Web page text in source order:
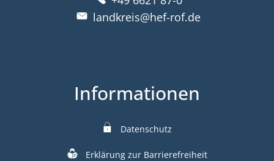
landkreis@hef-rof.de
Informationen
Datenschutz
Erklärung zur Barrierefreiheit